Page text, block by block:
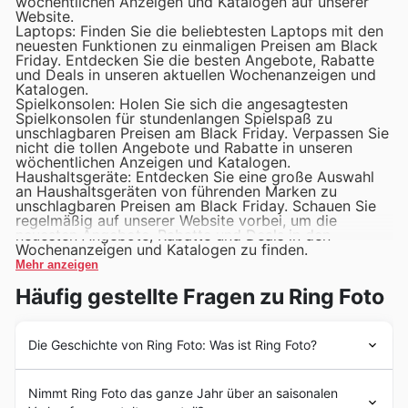
Website.
Laptops: Finden Sie die beliebtesten Laptops mit den
neuesten Funktionen zu einmaligen Preisen am Black
Friday. Entdecken Sie die besten Angebote, Rabatte
und Deals in unseren aktuellen Wochenanzeigen und
Katalogen.
Spielkonsolen: Holen Sie sich die angesagtesten
Spielkonsolen für stundenlangen Spielspaß zu
unschlagbaren Preisen am Black Friday. Verpassen Sie
nicht die tollen Angebote und Rabatte in unseren
wöchentlichen Anzeigen und Katalogen.
Haushaltsgeräte: Entdecken Sie eine große Auswahl
an Haushaltsgeräten von führenden Marken zu
unschlagbaren Preisen am Black Friday. Schauen Sie
regelmäßig auf unserer Website vorbei, um die
neuesten Angebote, Rabatte und Deals in den
Wochenanzeigen und Katalogen zu finden.
Mehr anzeigen
Häufig gestellte Fragen zu Ring Foto
Die Geschichte von Ring Foto: Was ist Ring Foto?
Jahrhundert zurückreicht, als die Römer das Gebiet
Nimmt Ring Foto das ganze Jahr über an saisonalen